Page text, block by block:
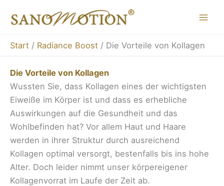
Inhalt
Start
Radiance Boost Die Vorteile von Kollagen
Die Vorteile von Kollagen
Wussten Sie, dass Kollagen eines der wichtigsten
Eiweiße im Körper ist und dass es erhebliche
Auswirkungen auf die Gesundheit und das
Wohlbefinden hat? Vor allem Haut und Haare
werden in ihrer Struktur durch ausreichend
Kollagen optimal versorgt, bestenfalls bis ins hohe
Alter. Doch leider nimmt unser körpereigener
Kollagenvorrat im Laufe der Zeit ab.